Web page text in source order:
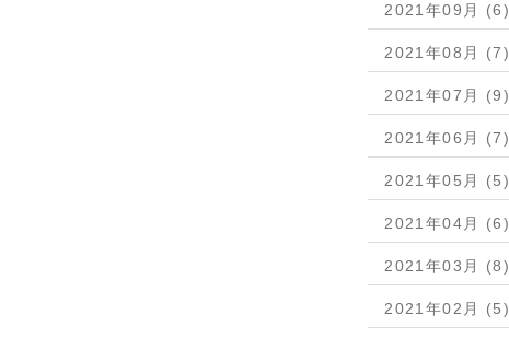
2021年09月 (6)
2021年08月 (7)
2021年07月 (9)
2021年06月 (7)
2021年05月 (5)
2021年04月 (6)
2021年03月 (8)
2021年02月 (5)